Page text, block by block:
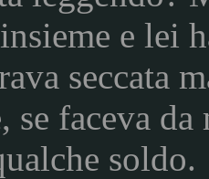
e lei
seccata
se faceva
soldo.